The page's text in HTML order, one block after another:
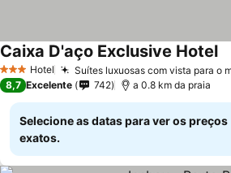
3 EstrelasHotel Suítes luxuosas com vista para o
Caixa D'aço Exclusive Hotel
8,7 Excelente 742 a 0.8 km da praia
Selecione as datas para ver os preços
exatos.